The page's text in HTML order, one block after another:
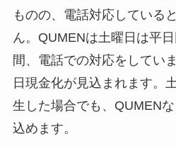
ものの、電話対応している
ん。QUMENは土曜日は平
間、電話での対応をしてい
日現金化が見込まれます。
生した場合でも、QUMEN
込めます。